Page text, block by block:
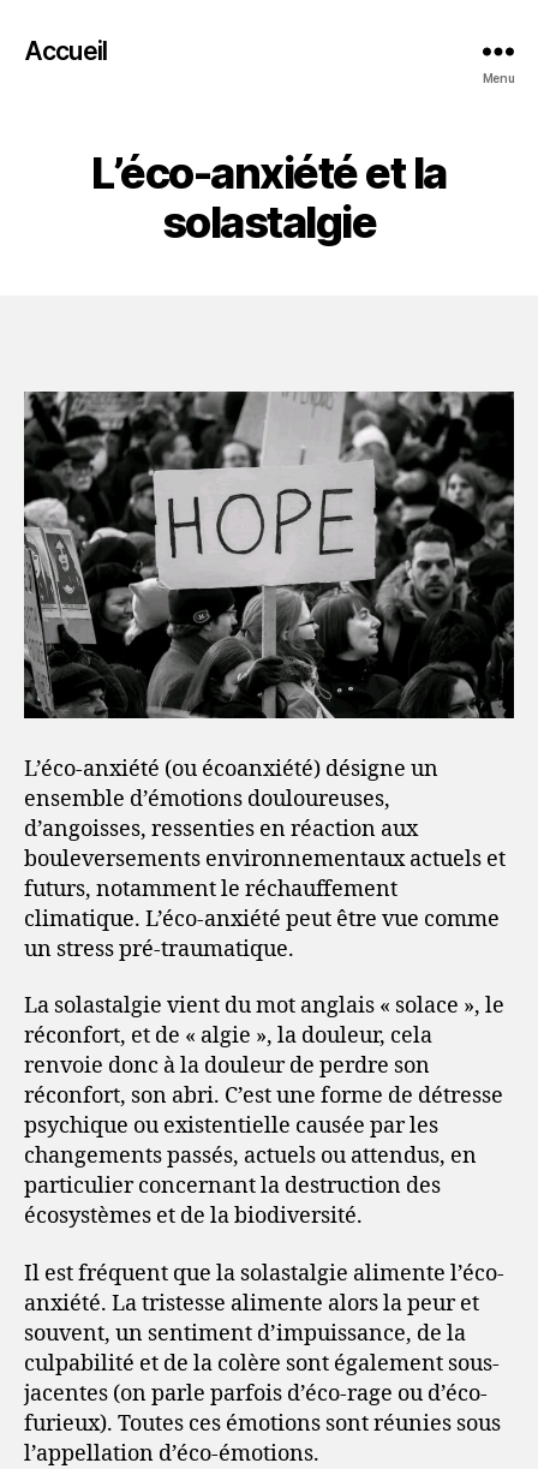
Accueil
Menu
L’éco-anxiété et la
solastalgie
L’éco-anxiété (ou écoanxiété) désigne un
ensemble d’émotions douloureuses,
d’angoisses, ressenties en réaction aux
bouleversements environnementaux actuels et
futurs, notamment le réchauffement
climatique. L’éco-anxiété peut être vue comme
un stress pré-traumatique.
La solastalgie vient du mot anglais « solace », le
réconfort, et de « algie », la douleur, cela
renvoie donc à la douleur de perdre son
réconfort, son abri. C’est une forme de détresse
psychique ou existentielle causée par les
changements passés, actuels ou attendus, en
particulier concernant la destruction des
écosystèmes et de la biodiversité.
Il est fréquent que la solastalgie alimente l’éco-
anxiété. La tristesse alimente alors la peur et
souvent, un sentiment d’impuissance, de la
culpabilité et de la colère sont également sous-
jacentes (on parle parfois d’éco-rage ou d’éco-
furieux). Toutes ces émotions sont réunies sous
l’appellation d’éco-émotions.